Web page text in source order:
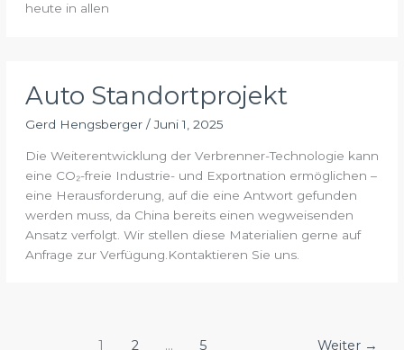
heute in allen
Auto Standortprojekt
Gerd Hengsberger /Juni 1, 2025
Die Weiterentwicklung der Verbrenner-Technologie kann
eine CO₂-freie Industrie- und Exportnation ermöglichen –
eine Herausforderung, auf die eine Antwort gefunden
werden muss, da China bereits einen wegweisenden
Ansatz verfolgt. Wir stellen diese Materialien gerne auf
Anfrage zur Verfügung.Kontaktieren Sie uns.
1 2 … 5 Weiter →